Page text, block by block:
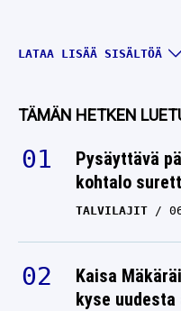
LATAA LISÄÄ SISÄLTÖÄ
TÄMÄN HETKEN
Pysäyttävä
kohtalo
TALVILAJIT
Kaisa
kyse